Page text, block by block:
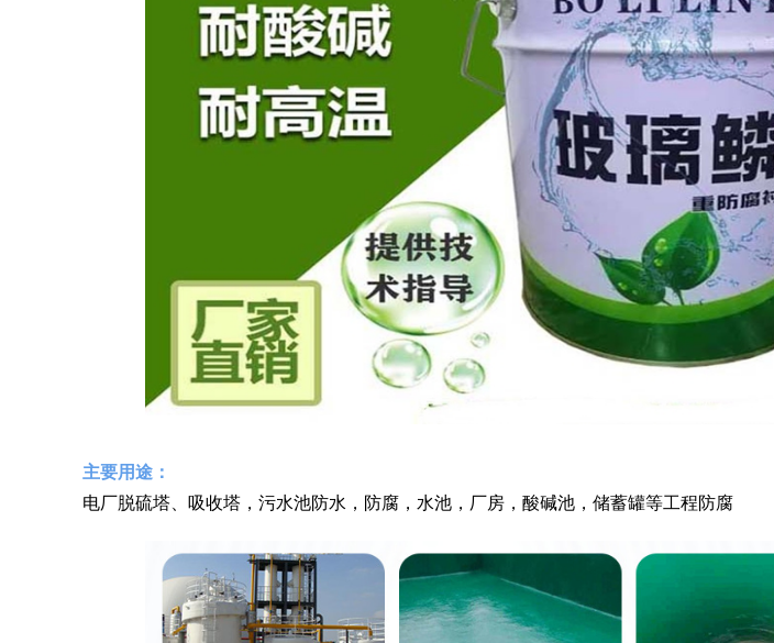
主要用途：
电厂脱硫塔、吸收塔，污水池防水，防腐，水池，厂房，酸碱池，储蓄罐等工程防腐